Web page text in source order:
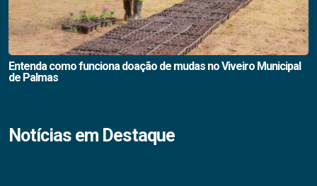
Entenda como funciona doação de mudas no Viveiro Municipal
de Palmas
Notícias em Destaque